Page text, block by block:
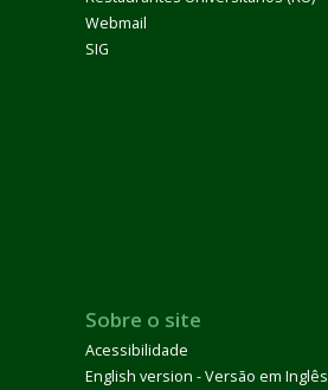
Webmail
SIG
Sobre o site
Acessibilidade
English version - Versão em Inglês